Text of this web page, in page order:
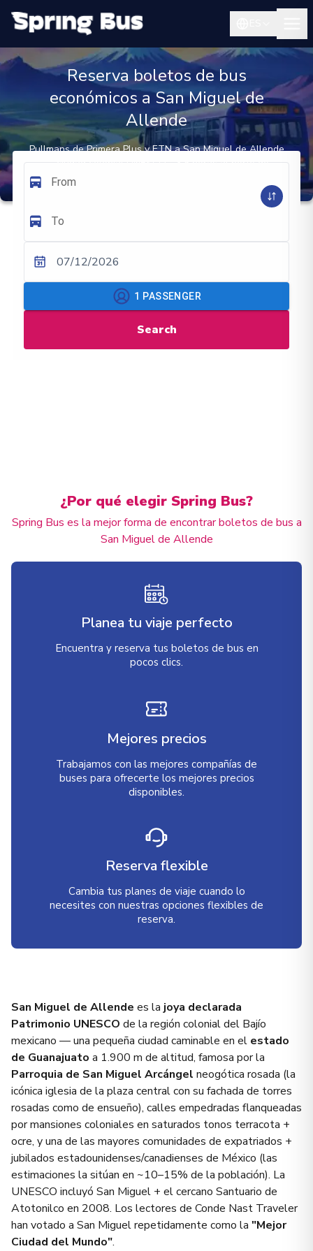
Reserva boletos de bus
económicos a San Miguel de
Allende
Pullmans de Primera Plus y ETN a San Miguel de Allende
— ciudad colonial UNESCO, ~3,5 horas al norte de
From
To
07/12/2026
1 PASSENGER
Search
¿Por qué elegir Spring Bus?
Spring Bus es la mejor forma de encontrar boletos de bus a
San Miguel de Allende
Planea tu viaje perfecto
Encuentra y reserva tus boletos de bus en
pocos clics.
Mejores precios
Trabajamos con las mejores compañías de
buses para ofrecerte los mejores precios
disponibles.
Reserva flexible
Cambia tus planes de viaje cuando lo
necesites con nuestras opciones flexibles de
reserva.
San Miguel de Allende es la joya declarada
Patrimonio UNESCO de la región colonial del Bajío
mexicano — una pequeña ciudad caminable en el estado
de Guanajuato a 1.900 m de altitud, famosa por la
Parroquia de San Miguel Arcángel neogótica rosada (la
icónica iglesia de la plaza central con su fachada de torres
rosadas como de ensueño), calles empedradas flanqueadas
por mansiones coloniales en saturados tonos terracota +
ocre, y una de las mayores comunidades de expatriados +
jubilados estadounidenses/canadienses de México (las
estimaciones la sitúan en ~10–15% de la población). La
UNESCO incluyó San Miguel + el cercano Santuario de
Atotonilco en 2008. Los lectores de Conde Nast Traveler
han votado a San Miguel repetidamente como la "Mejor
Ciudad del Mundo".